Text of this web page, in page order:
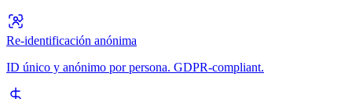
Re-identificación anónima
ID único y anónimo por persona. GDPR-compliant.